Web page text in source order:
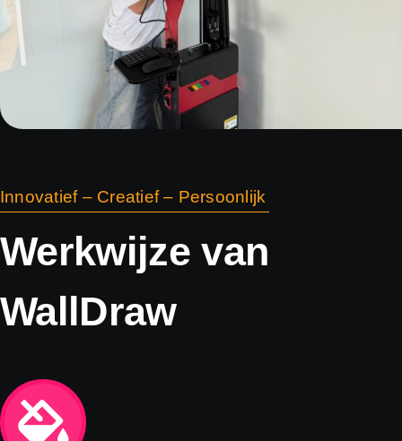
Innovatief – Creatief – Persoonlijk
Werkwijze van
WallDraw